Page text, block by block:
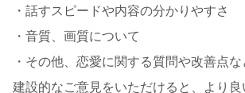
・話すスピードや内容の分かりやすさ
・音質、画質について
・その他、恋愛に関する質問や改善点な
建設的なご意見をいただけると、より良